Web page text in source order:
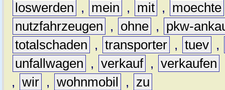
loswerden
, mein , mit ,
moechte
nutzfahrzeugen
, ohne ,
pkw-
totalschaden
, transporter , tuev ,
unfallwagen
, verkauf , verkaufen
, wir , wohnmobil , zu